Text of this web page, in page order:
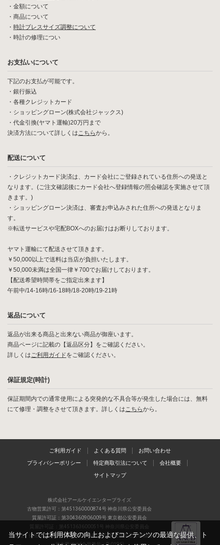
・ 金額について
・ 商品について
・ 時計ブレスサイズ調整について
・ 時計の修理につい
お支払いについて
下記のお支払が可能です。
・銀行振込
・各種クレジットカード
・ショッピングローン(株式会社ジャックス)
・代金引換(ヤマト運輸)20万円まで
決済方法について詳しくはこちらから。
配送について
・クレジットカード決済は、カード会社にご登録されている住所への発送と
なります。(ご注文確認後にカード会社へ登録情報の照会確認を実施させて頂
きます。)
・ショッピングローン決済は、審査お申込みされた住所への発送となりま
す。
※転送サービスや宅配BOXへのお届けはお断りしております。
ヤマト運輸にて配送させて頂きます。
￥50,000以上で送料は当店が負担いたします。
￥50,000未満は全国一律￥700でお届けしております。
【配送希望時間帯をご指定出来ます】
午前中/14-16時/16-18時/18-20時/19-21時
返品について
返品が出来る商品と出来ない商品が御座います。
商品ページに記載の【返品区分】をご確認ください。
詳しくはご利用ガイドをご確認ください。
保証規定(時計)
保証期間内での通常使用による突発的な不具合等が発生した場合には、無料
にて修理・調整をさせて頂きます。詳しくはこちらから。
ご利用ガイド よくある質問 お問い合わせ
プライバシーポリシー 特定商取引法について 会社概要
サイトマップ
株式会社アールケイエンタープライズ
古物営業許可：第451360000874号 神奈川県公安委員会
質屋許可証：第304360906009号 東京都公安委員会
質屋許可証：第451363600051号 神奈川県公安委員会
当店は、偽造品の流通防止を目指すAACD(日本流通自主管理協会)の正会
当サイトでは利用体験の向上およびコンテンツの最適な提供、ト